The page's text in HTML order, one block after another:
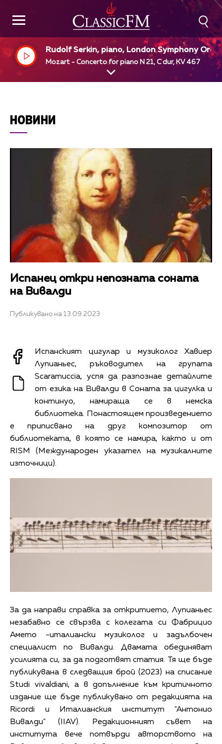
Rudolf Serkin, piano, London Symphony
tra, Claudio Abado, dir
Mozart - Concerto for piano N 21, C dur, KV 467
НОВИНИ
Испанец откри непозната соната
на Вивалди
Публикувано на 13.09.2023
Испанският цигулар и музиколог Хавиер
Лупианьес, ръководител на групата
Scaramuccia, успя да разпознае детайлите
от езика на Вивалди в Соната за цигулка и
континуо, намираща се в немска
библиотека. Понастоящем произведението
е приписвано на друг композитор от
библиотеката, в която се намира, както и от
RISM (Международен указател на музикалните
източници).
За да направи справка за откритието, Лупианьес
незабавно се свързва с колегата си Фабрицио
Амето -италиански музиколог и задълбочен
специалист по Вивалди. Двамата обединяват
усилията си, за да подготвят статия. Тя ще бъде
публикувана в следващия брой (2023) на списание
Studi vivaldiani, а в допълнение към критичното
издание ще бъде публикувано от редакцията на
Ricordi и Италианския институт "Антонио
Вивалди" (IIAV). Редакционният съвет на
института вече потвърди авторството на